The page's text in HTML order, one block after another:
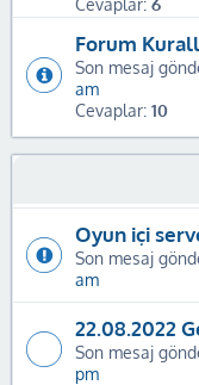
Forum
Son mesaj
am
Cevaplar: 10
Oyun içi
Son mesaj
am
22.08.2022
Son mesaj
pm